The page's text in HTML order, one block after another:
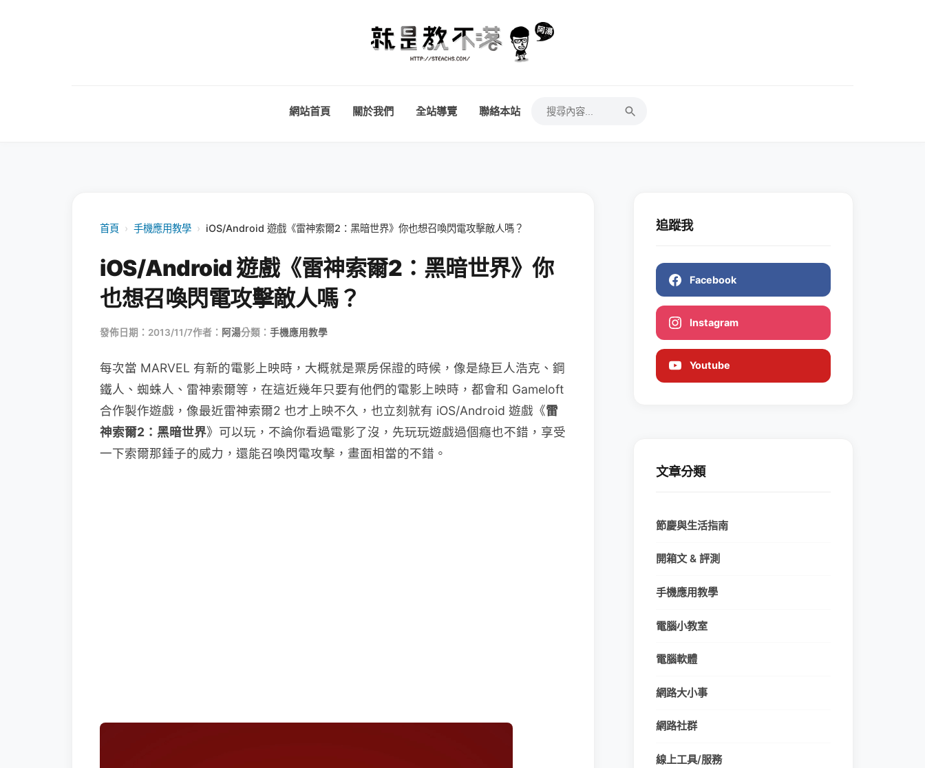
網站首頁 關於我們 全站導覽 聯絡本站
首頁 › 手機應用教學 › iOS/Android 遊戲《雷神索爾2：黑暗世界》你也想召喚閃電攻擊敵人嗎？
iOS/Android 遊戲《雷神索爾2：黑暗世界》你
也想召喚閃電攻擊敵人嗎？
發佈日期：2013/11/7作者： 阿湯分類： 手機應用教學
每次當 MARVEL 有新的電影上映時，大概就是票房保證的時候，像是綠巨人浩克、鋼
鐵人、蜘蛛人、雷神索爾等，在這近幾年只要有他們的電影上映時，都會和 Gameloft
合作製作遊戲，像最近雷神索爾2 也才上映不久，也立刻就有 iOS/Android 遊戲《雷
神索爾2：黑暗世界》可以玩，不論你看過電影了沒，先玩玩遊戲過個癮也不錯，享受
一下索爾那錘子的威力，還能召喚閃電攻擊，畫面相當的不錯。
追蹤我
Facebook
Instagram
Youtube
文章分類
節慶與生活指南
開箱文 & 評測
手機應用教學
電腦小教室
電腦軟體
網路大小事
網路社群
線上工具/服務